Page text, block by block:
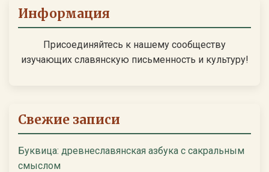
Информация
Присоединяйтесь к нашему сообществу
изучающих славянскую письменность и культуру!
Свежие записи
Буквица: древнеславянская азбука с сакральным
смыслом